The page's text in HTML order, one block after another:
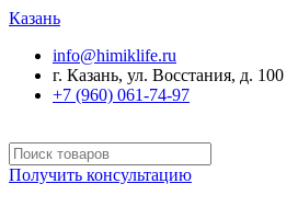
Казань
info@himiklife.ru
г. Казань, ул. Восстания, д. 100
+7 (960) 061-74-97
Получить консультацию